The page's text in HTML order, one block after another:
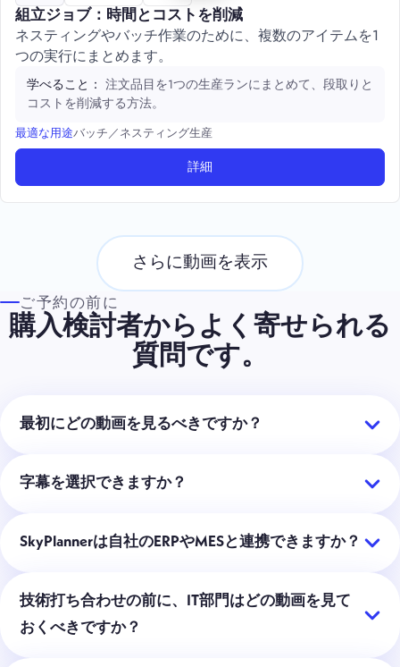
組立ジョブ：時間とコストを削減
ネスティングやバッチ作業のために、複数のアイテムを1
つの実行にまとめます。
学べること：
注文品目を1つの生産ランにまとめて、段取りと
コストを削減する方法。
最適な用途バッチ／ネスティング生産
詳細
さらに動画を表示
ご予約の前に
購入検討者からよく寄せられる
質問です。
最初にどの動画を見るべきですか？
字幕を選択できますか？
SkyPlannerは自社のERPやMESと連携できますか？
技術打ち合わせの前に、IT部門はどの動画を見て
おくべきですか？